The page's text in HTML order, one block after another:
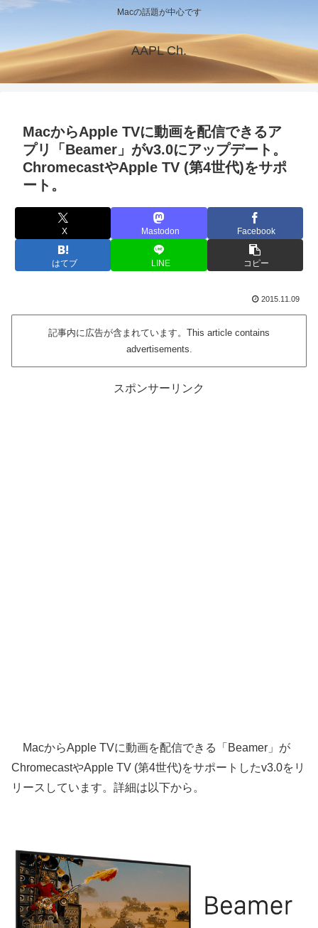
Macの話題が中心です
AAPL Ch.
MacからApple TVに動画を配信できるア
プリ「Beamer」がv3.0にアップデート。
ChromecastやApple TV (第4世代)をサポ
ート。
X Mastodon Facebook
はてブ LINE コピー
2015.11.09
記事内に広告が含まれています。This article contains
advertisements.
スポンサーリンク
MacからApple TVに動画を配信できる「Beamer」が
ChromecastやApple TV (第4世代)をサポートしたv3.0をリ
リースしています。詳細は以下から。